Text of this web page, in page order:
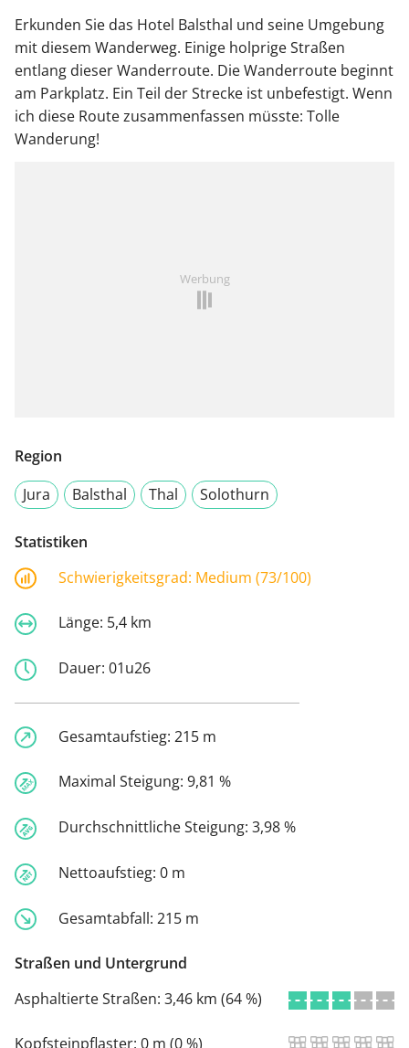
Erkunden Sie das Hotel Balsthal und seine Umgebung
mit diesem Wanderweg. Einige holprige Straßen
entlang dieser Wanderroute. Die Wanderroute beginnt
am Parkplatz. Ein Teil der Strecke ist unbefestigt. Wenn
ich diese Route zusammenfassen müsste: Tolle
Wanderung!
Werbung
Region
Jura
Balsthal Thal Solothurn
Statistiken
Schwierigkeitsgrad: Medium (73/100)
Länge: 5,4 km
Dauer: 01u26
Gesamtaufstieg: 215 m
Maximal Steigung: 9,81 %
Durchschnittliche Steigung: 3,98 %
Nettoaufstieg: 0 m
Gesamtabfall: 215 m
Straßen und Untergrund
Asphaltierte Straßen: 3,46 km (64 %)
Kopfsteinpflaster: 0 m (0 %)